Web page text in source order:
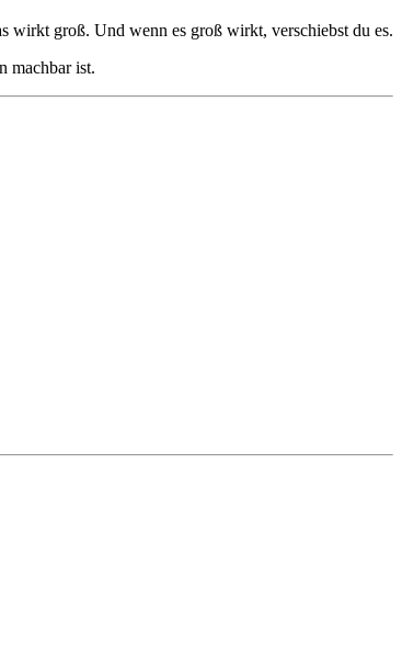
wirkt groß. Und wenn es groß wirkt, verschiebst du es.
machbar ist.